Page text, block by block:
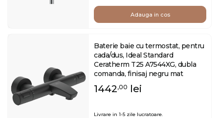
Adauga in cos
Baterie baie cu termostat, pentru
cada/dus, Ideal Standard
Ceratherm T25 A7544XG, dubla
comanda, finisaj negru mat
1442,00 lei
Livrare in 1-5 zile lucratoare.